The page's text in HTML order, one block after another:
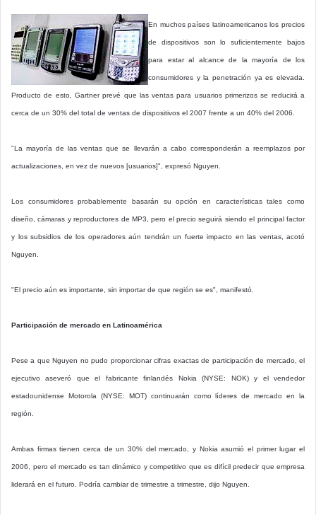
En muchos países latinoamericanos los precios
de dispositivos son lo suficientemente bajos
para estar al alcance de la mayoría de los
consumidores y la penetración ya es elevada.
Producto de esto, Gartner prevé que las ventas para usuarios primerizos se reducirá a
cerca de un 30% del total de ventas de dispositivos el 2007 frente a un 40% del 2006.
"La mayoría de las ventas que se llevarán a cabo corresponderán a reemplazos por
actualizaciones, en vez de nuevos [usuarios]", expresó Nguyen.
Los consumidores probablemente basarán su opción en características tales como
diseño, cámaras y reproductores de MP3, pero el precio seguirá siendo el principal factor
y los subsidios de los operadores aún tendrán un fuerte impacto en las ventas, acotó
Nguyen.
"El precio aún es importante, sin importar de que región se es", manifestó.
Participación de mercado en Latinoamérica
Pese a que Nguyen no pudo proporcionar cifras exactas de participación de mercado, el
ejecutivo aseveró que el fabricante finlandés Nokia (NYSE: NOK) y el vendedor
estadounidense Motorola (NYSE: MOT) continuarán como líderes de mercado en la
región.
Ambas firmas tienen cerca de un 30% del mercado, y Nokia asumió el primer lugar el
2006, pero el mercado es tan dinámico y competitivo que es difícil predecir que empresa
liderará en el futuro. Podría cambiar de trimestre a trimestre, dijo Nguyen.